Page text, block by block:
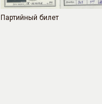
Партийный билет